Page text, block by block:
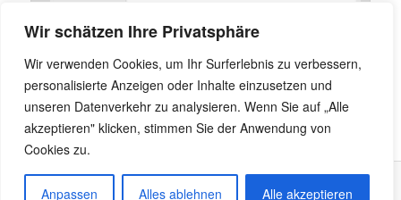
Wir schätzen Ihre Privatsphäre
Wir verwenden Cookies, um Ihr Surferlebnis zu verbessern,
personalisierte Anzeigen oder Inhalte einzusetzen und
unseren Datenverkehr zu analysieren. Wenn Sie auf „Alle
akzeptieren" klicken, stimmen Sie der Anwendung von
Cookies zu.
Anpassen Alles ablehnen Alle akzeptieren
Name, E-Mail-Adresse und Website in diesem Browser
für meinen nächsten Kommentar speichern.